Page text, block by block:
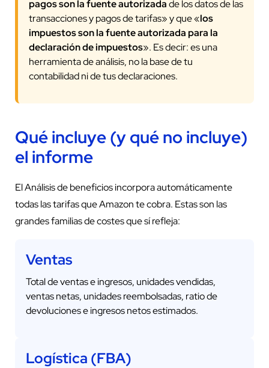
pagos son la fuente autorizadade los datos de las
transacciones y pagos de tarifas» y que «los
impuestos son la fuente autorizada para la
declaración de impuestos». Es decir: es una
herramienta de análisis, no la base de tu
contabilidad ni de tus declaraciones.
Qué incluye (y qué no incluye)
el informe
El Análisis de beneficios incorpora automáticamente
todas las tarifas que Amazon te cobra. Estas son las
grandes familias de costes que sí refleja:
Ventas
Total de ventas e ingresos, unidades vendidas,
ventas netas, unidades reembolsadas, ratio de
devoluciones e ingresos netos estimados.
Logística (FBA)